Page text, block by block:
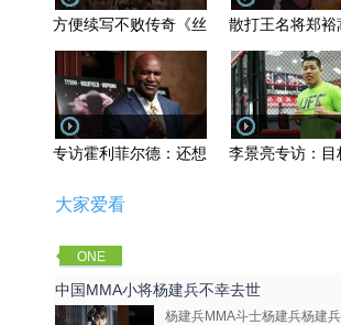
方便续写不败传奇《丝路英雄》太原站全
散打王名将郑裕
专访霍利菲尔德：还想再和泰森干一架！
李景亮专访：目
大家爱看
ONE
Champions
hip
中国MMA小将杨建兵不幸去世
杨建兵MMA斗士杨建兵杨建兵